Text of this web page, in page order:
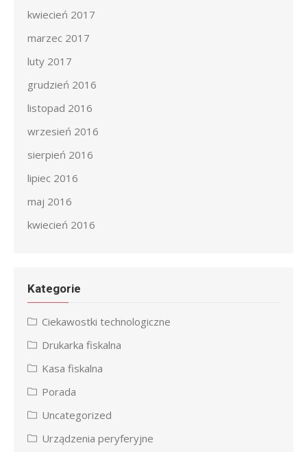
kwiecień 2017
marzec 2017
luty 2017
grudzień 2016
listopad 2016
wrzesień 2016
sierpień 2016
lipiec 2016
maj 2016
kwiecień 2016
Kategorie
Ciekawostki technologiczne
Drukarka fiskalna
Kasa fiskalna
Porada
Uncategorized
Urządzenia peryferyjne